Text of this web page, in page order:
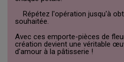
Répétez l'opération jusqu'à
souhaitée.
Avec ces emporte-pièces de
création devient une véritable
d'amour à la pâtisserie !